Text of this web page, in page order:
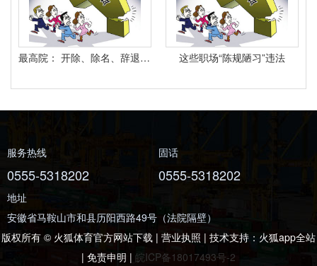
最高院： 开除、除名、辞退与解除劳动合同之间有什么区别？ 这些职场“陈规陋习”违法
服务热线
0555-5318202
固话
0555-5318202
地址
安徽省马鞍山市和县历阳西路49号（法院隔壁）
版权所有 © 火狐体育官方网站下载 | 营业执照 | 技术支持： 火狐app全站
| 免责申明 | 皖ICP备18017493号-2